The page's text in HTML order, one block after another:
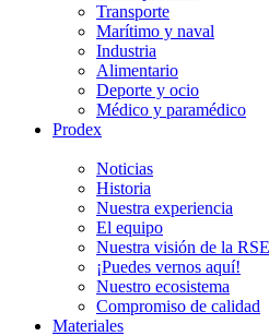
Transporte
Marítimo y naval
Industria
Alimentario
Deporte y ocio
Médico y paramédico
Prodex
Noticias
Historia
Nuestra experiencia
El equipo
Nuestra visión de la RSE
¡Puedes vernos aquí!
Nuestro ecosistema
Compromiso de calidad
Materiales